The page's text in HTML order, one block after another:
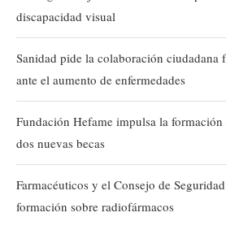
discapacidad visual
Sanidad pide la colaboración ciudadana
ante el aumento de enfermedades
Fundación Hefame impulsa la
dos nuevas becas
Farmacéuticos y el Consejo de
formación sobre radiofármacos